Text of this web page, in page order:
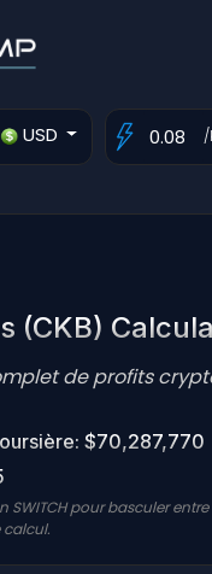
USD
(CKB)
de profits
$70,287,770
SWITCH pour basculer entre
calcul.